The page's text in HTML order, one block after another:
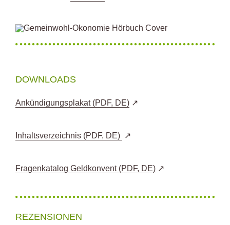
DOWNLOADS
Ankündigungsplakat (PDF, DE)
Inhaltsverzeichnis (PDF, DE)
Fragenkatalog Geldkonvent (PDF, DE)
REZENSIONEN